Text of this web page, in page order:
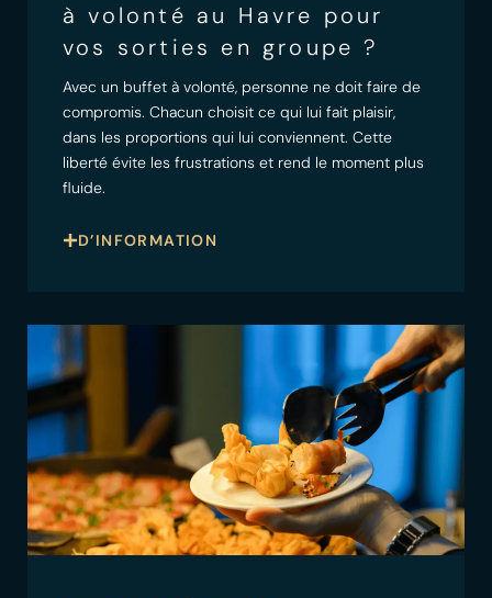
à volonté au Havre pour
vos sorties en groupe ?
Avec un buffet à volonté, personne ne doit faire de
compromis. Chacun choisit ce qui lui fait plaisir,
dans les proportions qui lui conviennent. Cette
liberté évite les frustrations et rend le moment plus
fluide.
D’INFORMATION